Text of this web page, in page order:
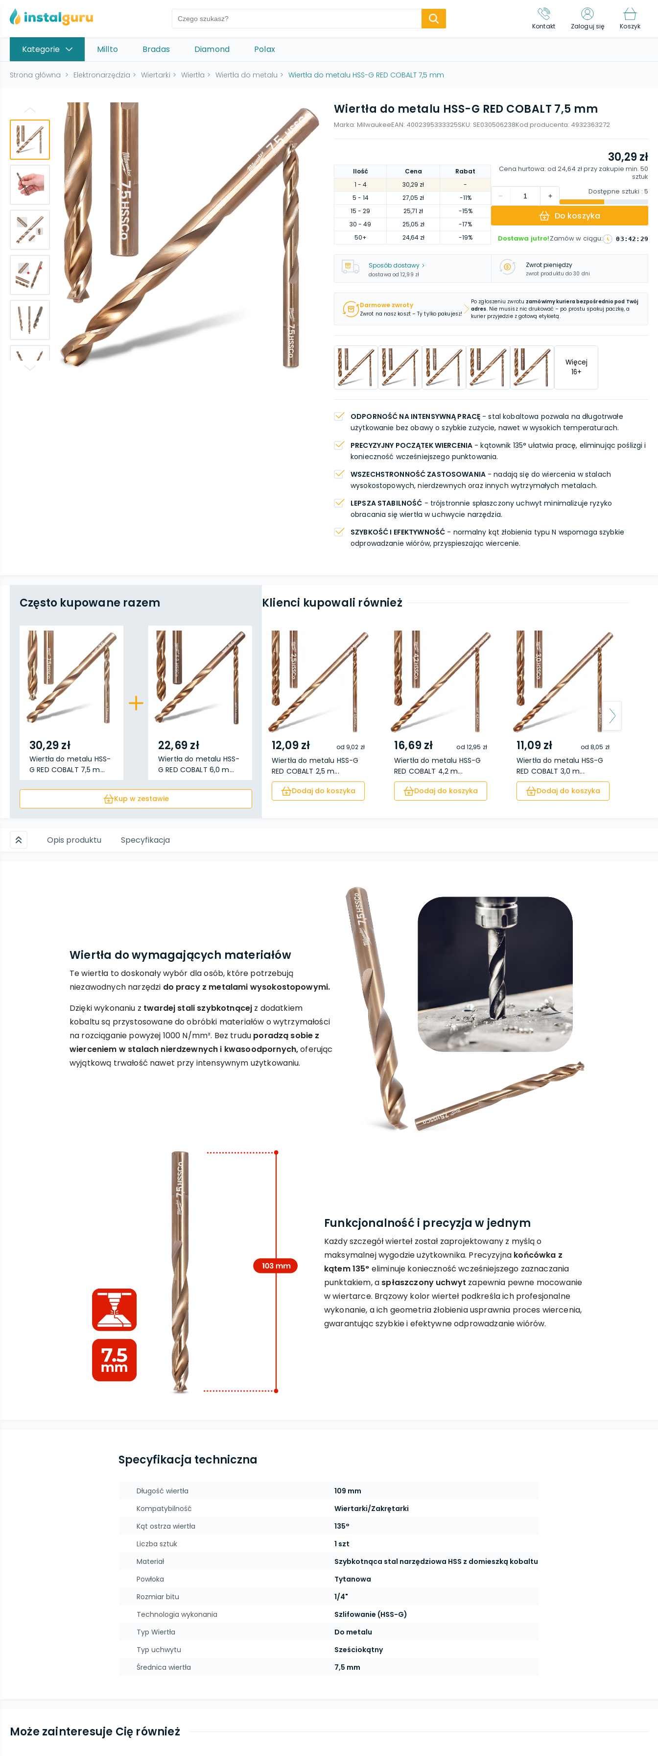
Kontakt Zaloguj się Koszyk
Kategorie Millto Bradas Diamond Polax
Strona główna > Elektronarzędzia > Wiertarki > Wiertła > Wiertła do metalu > Wiertła do metalu HSS-G RED COBALT 7,5 mm
Wiertła do metalu HSS-G RED COBALT 7,5 mm
Marka: MilwaukeeEAN: 4002395333325SKU: SE030506238Kod producenta: 4932363272
Ilość Cena
Rabat
1 - 4 30,29 zł
-
5 - 14 27,05 zł
-11%
15 - 29 25,71 zł
-15%
30 - 49 25,05 zł
-17%
50+ 24,64 zł -19%
30,29 zł
Cena hurtowa: od 24,64 złprzy zakupie min. 50
sztuk
Dostępne sztuki : 5
Do koszyka
Dostawa jutro!Zamów w ciągu: 03 : 42 : 28
Sposób dostawy
dostawa od 12,99 zł
Zwrot pieniędzy
zwrot produktu do 30 dni
Darmowe zwroty
Zwrot na nasz koszt – Ty tylko pakujesz!
Po zgłoszeniu zwrotu zamówimy kuriera bezpośrednio pod Twój
adres. Nie musisz nic drukować – po prostu spakuj paczkę, a
kurier przyjedzie z gotową etykietą.
Więcej
16+
ODPORNOŚĆ NA INTENSYWNĄ PRACĘ - stal kobaltowa pozwala na długotrwałe
użytkowanie bez obawy o szybkie zużycie, nawet w wysokich temperaturach.
PRECYZYJNY POCZĄTEK WIERCENIA - kątownik 135° ułatwia pracę, eliminując poślizgi i
konieczność wcześniejszego punktowania.
WSZECHSTRONNOŚĆ ZASTOSOWANIA- nadają się do wiercenia w stalach
wysokostopowych, nierdzewnych oraz innych wytrzymałych metalach.
LEPSZA STABILNOŚĆ - trójstronnie spłaszczony uchwyt minimalizuje ryzyko
obracania się wiertła w uchwycie narzędzia.
SZYBKOŚĆ I EFEKTYWNOŚĆ - normalny kąt żłobienia typu N wspomaga szybkie
odprowadzanie wiórów, przyspieszając wiercenie.
Często kupowane razem
30,29 zł
Wiertła do metalu HSS-
G RED COBALT 7,5 m...
22,69 zł
Wiertła do metalu HSS-
G RED COBALT 6,0 m...
Kup w zestawie
Klienci kupowali również
12,09 zł od 9,02 zł
Wiertła do metalu HSS-G
RED COBALT 2,5 m...
Dodaj do koszyka
16,69 zł od 12,95 zł
Wiertła do metalu HSS-G
RED COBALT 4,2 m...
Dodaj do koszyka
11,09 zł od8,05 zł
Wiertła do metalu HSS-G
RED COBALT 3,0 m...
Dodaj do koszyka
Opis produktu Specyfikacja
Wiertła do wymagających materiałów
Te wiertła to doskonały wybór dla osób, które potrzebują
niezawodnych narzędzi do pracy z metalami wysokostopowymi.
Dzięki wykonaniu z twardej stali szybkotnącej z dodatkiem
kobaltu są przystosowane do obróbki materiałów o wytrzymałości
na rozciąganie powyżej 1000 N/mm². Bez trudu poradzą sobie z
wierceniem w stalach nierdzewnych i kwasoodpornych,oferując
wyjątkową trwałość nawet przy intensywnym użytkowaniu.
Funkcjonalność i precyzja w jednym
Każdy szczegół wierteł został zaprojektowany z myślą o
maksymalnej wygodzie użytkownika. Precyzyjna końcówka z
kątem 135° eliminuje konieczność wcześniejszego zaznaczania
punktakiem, a spłaszczony uchwyt zapewnia pewne mocowanie
w wiertarce. Brązowy kolor wierteł podkreśla ich profesjonalne
wykonanie, a ich geometria żłobienia usprawnia proces wiercenia,
gwarantując szybkie i efektywne odprowadzanie wiórów.
Specyfikacja techniczna
Długość wiertła
109 mm
Kompatybilność
Wiertarki/Zakrętarki
Kąt ostrza wiertła
135°
Liczba sztuk
1 szt
Materiał
Szybkotnąca stal narzędziowa HSS z domieszką kobaltu
Powłoka
Tytanowa
Rozmiar bitu
1/4"
Technologia wykonania
Szlifowanie (HSS-G)
Typ Wiertła
Do metalu
Typ uchwytu
Sześciokątny
Średnica wiertła
7,5 mm
Może zainteresuje Cię również